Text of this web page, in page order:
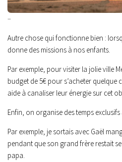
–
Autre chose qui fonctionne bien :
donne des missions à nos enfants.
Par exemple, pour visiter la jolie ville
budget de 5€ pour s’acheter quelque
aide à canaliser leur énergie sur cet
Enfin, on organise des temps
Par exemple, je sortais avec Gaël
pendant que son grand frère restait
papa.